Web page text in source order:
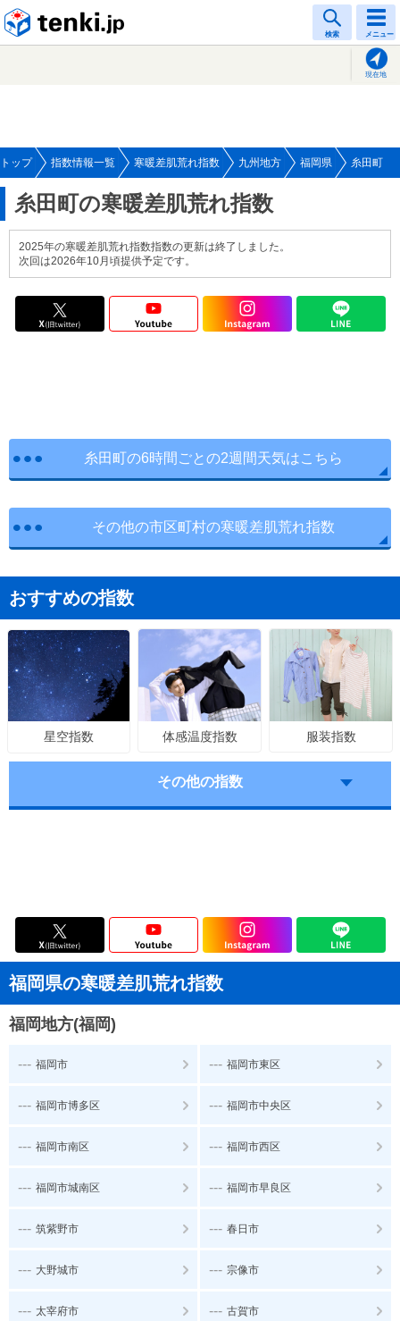
検索 メニュー
現在地
トップ 指数情報一覧 寒暖差肌荒れ指数 九州地方 福岡県 糸田町
糸田町の寒暖差肌荒れ指数
2025年の寒暖差肌荒れ指数指数の更新は終了しました。
次回は2026年10月頃提供予定です。
糸田町の6時間ごとの2週間天気はこちら
その他の市区町村の寒暖差肌荒れ指数
おすすめの指数
星空指数 体感温度指数 服装指数
その他の指数
福岡県の寒暖差肌荒れ指数
福岡地方(福岡)
--- 福岡市 --- 福岡市東区
--- 福岡市博多区 --- 福岡市中央区
--- 福岡市南区 --- 福岡市西区
--- 福岡市城南区 --- 福岡市早良区
--- 筑紫野市 --- 春日市
--- 大野城市 --- 宗像市
--- 太宰府市 --- 古賀市